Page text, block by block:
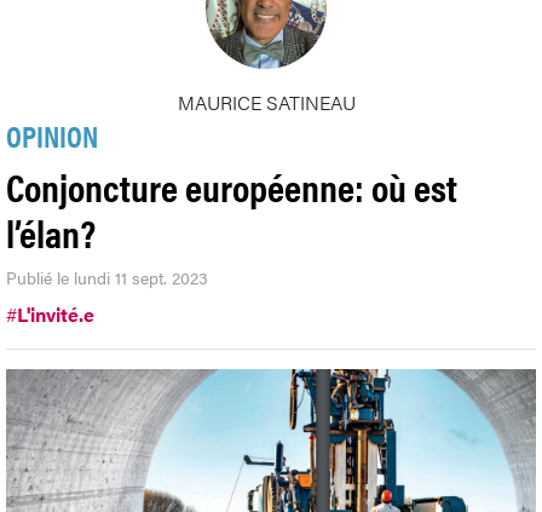
MAURICE SATINEAU
OPINION
Conjoncture européenne: où est
l’élan?
Publié le lundi 11 sept. 2023
#L'invité.e